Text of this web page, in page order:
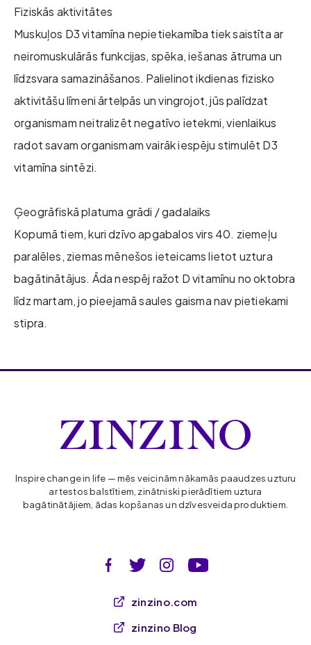
Fiziskās aktivitātes
Muskuļos D3 vitamīna nepietiekamība tiek saistīta ar
neiromuskulārās funkcijas, spēka, iešanas ātruma un
līdzsvara samazināšanos. Palielinot ikdienas fizisko
aktivitāšu līmeni ārtelpās un vingrojot, jūs palīdzat
organismam neitralizēt negatīvo ietekmi, vienlaikus
radot savam organismam vairāk iespēju stimulēt D3
vitamīna sintēzi.
Ģeogrāfiskā platuma grādi / gadalaiks
Kopumā tiem, kuri dzīvo apgabalos virs 40. ziemeļu
paralēles, ziemas mēnešos ieteicams lietot uztura
bagātinātājus. Āda nespēj ražot D vitamīnu no oktobra
līdz martam, jo pieejamā saules gaisma nav pietiekami
stipra.
Inspire change in life — mēs veicinām nākamās paaudzes uzturu
ar testos balstītiem, zinātniski pierādītiem uztura
bagātinātājiem, ādas kopšanas un dzīvesveida produktiem.
zinzino.com
zinzino Blog